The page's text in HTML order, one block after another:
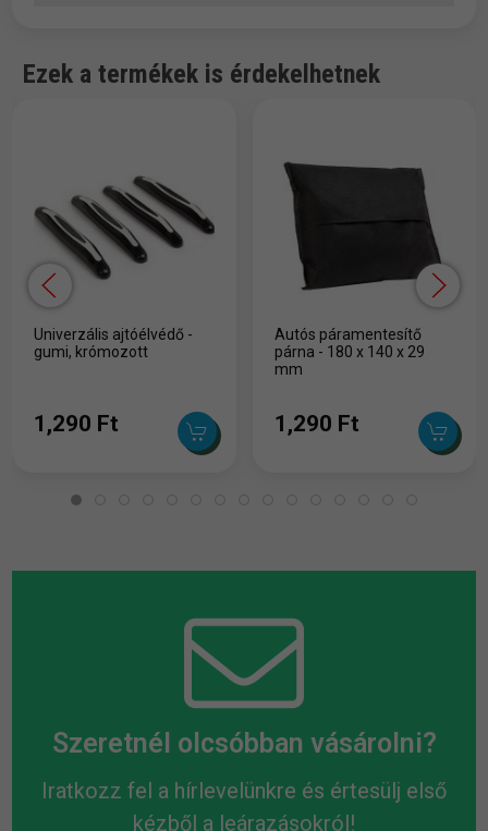
Ezek a termékek is érdekelhetnek
Univerzális ajtóélvédő -
gumi, krómozott
1,290 Ft
Autós páramentesítő
párna - 180 x 140 x 29
mm
1,290 Ft
Szeretnél olcsóbban vásárolni?
Iratkozz fel a hírlevelünkre és értesülj első
kézből a leárazásokról!